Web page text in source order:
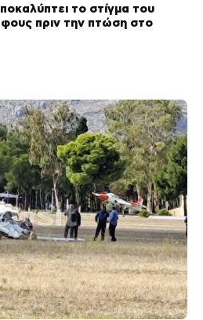
το στίγμα του
πριν την πτώση στο